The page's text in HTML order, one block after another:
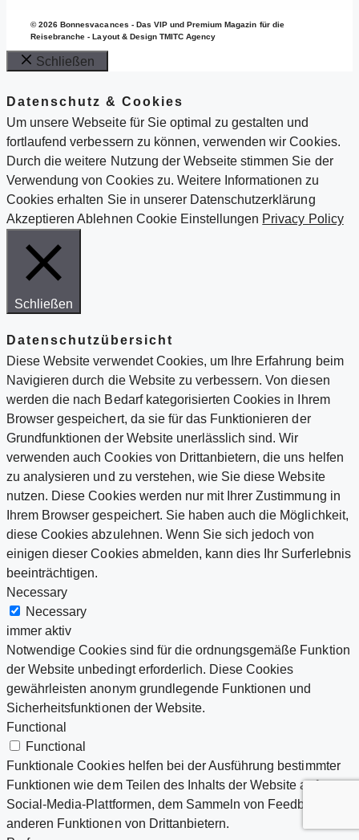
© 2026 Bonnesvacances - Das VIP und Premium Magazin für die
Reisebranche - Layout & Design TMITC Agency
Schließen
Datenschutz & Cookies
Um unsere Webseite für Sie optimal zu gestalten und
fortlaufend verbessern zu können, verwenden wir Cookies.
Durch die weitere Nutzung der Webseite stimmen Sie der
Verwendung von Cookies zu. Weitere Informationen zu
Cookies erhalten Sie in unserer Datenschutzerklärung
Akzeptieren Ablehnen Cookie Einstellungen Privacy Policy
Schließen
Datenschutzübersicht
Diese Website verwendet Cookies, um Ihre Erfahrung beim
Navigieren durch die Website zu verbessern. Von diesen
werden die nach Bedarf kategorisierten Cookies in Ihrem
Browser gespeichert, da sie für das Funktionieren der
Grundfunktionen der Website unerlässlich sind. Wir
verwenden auch Cookies von Drittanbietern, die uns helfen
zu analysieren und zu verstehen, wie Sie diese Website
nutzen. Diese Cookies werden nur mit Ihrer Zustimmung in
Ihrem Browser gespeichert. Sie haben auch die Möglichkeit,
diese Cookies abzulehnen. Wenn Sie sich jedoch von
einigen dieser Cookies abmelden, kann dies Ihr Surferlebnis
beeinträchtigen.
Necessary
Necessary
immer aktiv
Notwendige Cookies sind für die ordnungsgemäße Funktion
der Website unbedingt erforderlich. Diese Cookies
gewährleisten anonym grundlegende Funktionen und
Sicherheitsfunktionen der Website.
Functional
Functional
Funktionale Cookies helfen bei der Ausführung bestimmter
Funktionen wie dem Teilen des Inhalts der Website auf
Social-Media-Plattformen, dem Sammeln von Feedback und
anderen Funktionen von Drittanbietern.